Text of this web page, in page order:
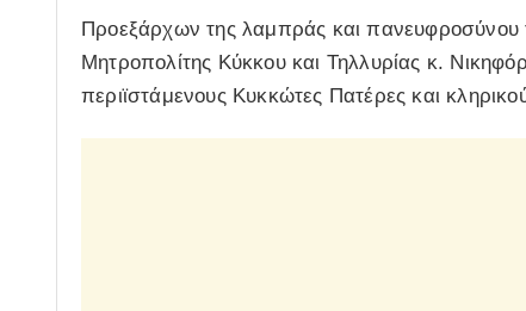
Προεξάρχων της λαμπράς και πανευφροσύνου
Μητροπολίτης Κύκκου και Τηλλυρίας κ.
περιϊστάμενους Κυκκώτες Πατέρες και